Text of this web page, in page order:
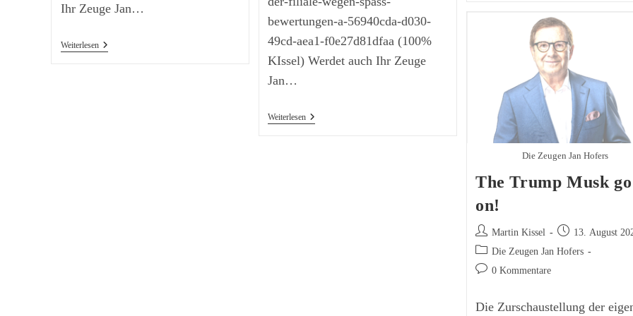
Ihr Zeuge Jan…
WeiterlesenTrump
Erklärt
bewertungen-a-56940cda-d030-
49cd-aea1-f0e27d81dfaa (100%
KIssel) Werdet auch Ihr Zeuge
Jan…
WeiterlesenTrump
Bei
Harris
Die Zeugen Jan Hofers
The Trump Musk go
on!
Beitrags-
Autor:
Martin Kissel
Beitrag
veröffentlicht:
13. August
Beitrags-
Kategorie:
Die Zeugen Jan Hofers
Beitrags-0 Kommentare
Die Zurschaustellung der